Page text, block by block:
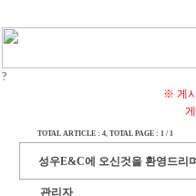
?
※ 게
TOTAL ARTICLE : 4, TOTAL PAGE : 1 / 1
성우E&C에 오신것을 환영드리
관리자